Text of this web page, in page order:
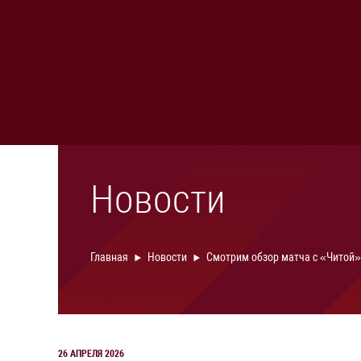
Новости
Главная Новости Смотрим обзор матча с
26 АПРЕЛЯ 2026